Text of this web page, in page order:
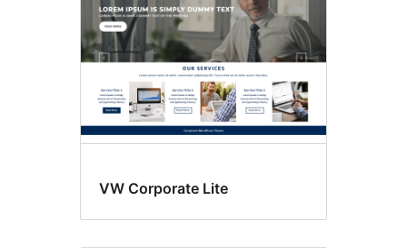
VW Corporate Lite